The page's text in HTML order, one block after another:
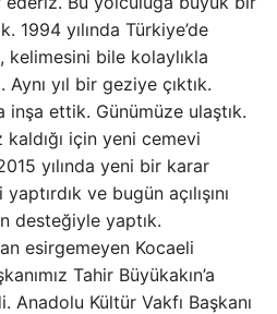
1994 yılında Türkiye’de
kelimesini bile kolaylıkla
yıl bir geziye çıktık.
ettik. Günümüze ulaştık.
için yeni cemevi
yılında yeni bir karar
ve bugün açılışını
desteğiyle yaptık.
esirgemeyen Kocaeli
Tahir Büyükakın’a
Anadolu Kültür Vakfı Başkanı